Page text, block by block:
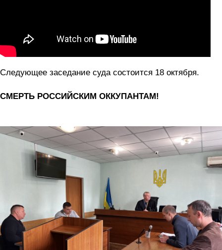
Следующее заседание суда состоится 18 октября.
СМЕРТЬ РОССИЙСКИМ ОККУПАНТАМ!